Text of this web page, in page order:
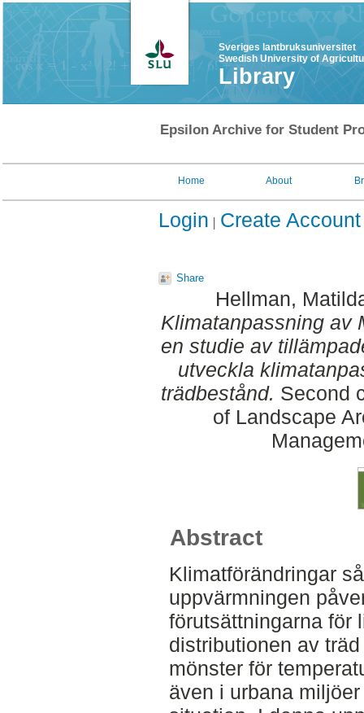
Sveriges lantbruksuniversitet
Swedish University of
Library
Epsilon Archive for Student
Home About
Login Create Account
Share
Hellman,
Klimatanpassning av
en studie av
utveckla
trädbestånd. Second
of Landscape
Abstract
Klimatförändringar
uppvärmningen
förutsättningarna för
distributionen av
mönster för
även i urbana